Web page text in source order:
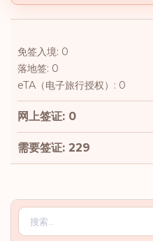
免签入境: 0
落地签: 0
eTA（电子旅行授权）: 0
网上签证: 0
需要签证: 229